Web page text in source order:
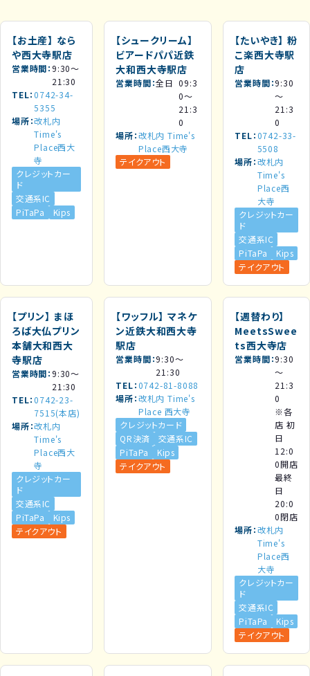
【お土産】 なら
や西大寺駅店
営業時間 9:30～
21:30
TEL 0742-34-
5355
場所 改札内
Time's
Place西大
寺
クレジットカー
ド
交通系IC
PiTaPa
Kips
【シュークリーム】
ビアードパパ近鉄
大和西大寺駅店
営業時間 全日 09:3
0～
21:3
0
場所 改札内 Time's
Place西大寺
テイクアウト
【たいやき】 粉
こ楽西大寺駅
店
営業時間 9:30
～
21:3
0
TEL 0742-33-
5508
場所 改札内
Time's
Place西
大寺
クレジットカー
ド
交通系IC
PiTaPa
Kips
テイクアウト
【プリン】 まほ
ろば大仏プリン
本舗大和西大
寺駅店
営業時間 9:30～
21:30
TEL 0742-23-
7515(本店)
場所 改札内
Time's
Place西大
寺
クレジットカー
ド
交通系IC
PiTaPa
Kips
テイクアウト
【ワッフル】 マネケ
ン近鉄大和西大寺
駅店
営業時間 9:30～
21:30
TEL 0742-81-8088
場所 改札内 Time's
Place 西大寺
クレジットカード
QR決済
交通系IC
PiTaPa
Kips
テイクアウト
【週替わり】
MeetsSwee
ts西大寺店
営業時間 9:30
～
21:3
0
※各
店 初
日
12:0
0開店
最終
日
20:0
0閉店
場所 改札内
Time's
Place西
大寺
クレジットカー
ド
交通系IC
PiTaPa
Kips
テイクアウト